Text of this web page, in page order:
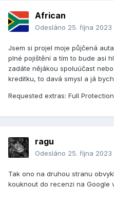
African
Odesláno 25. října 2023
Jsem si projel moje půjčená
plné pojištění a tím to bude asi
zadáte nějákou spoluúčast
kreditku, to davá smysl a já
Requested extras: Full
ragu
Odesláno 25. října 2023
Tak ono na druhou stranu
kouknout do recenzi na Google